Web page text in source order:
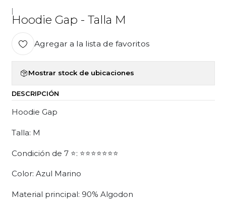
Hoodie Gap - Talla M
Agregar a la lista de favoritos
Mostrar stock de ubicaciones
DESCRIPCIÓN
Hoodie Gap
Talla: M
Condición de 7 ⭐: ⭐⭐⭐⭐⭐⭐⭐
Color: Azul Marino
Material principal: 90% Algodon